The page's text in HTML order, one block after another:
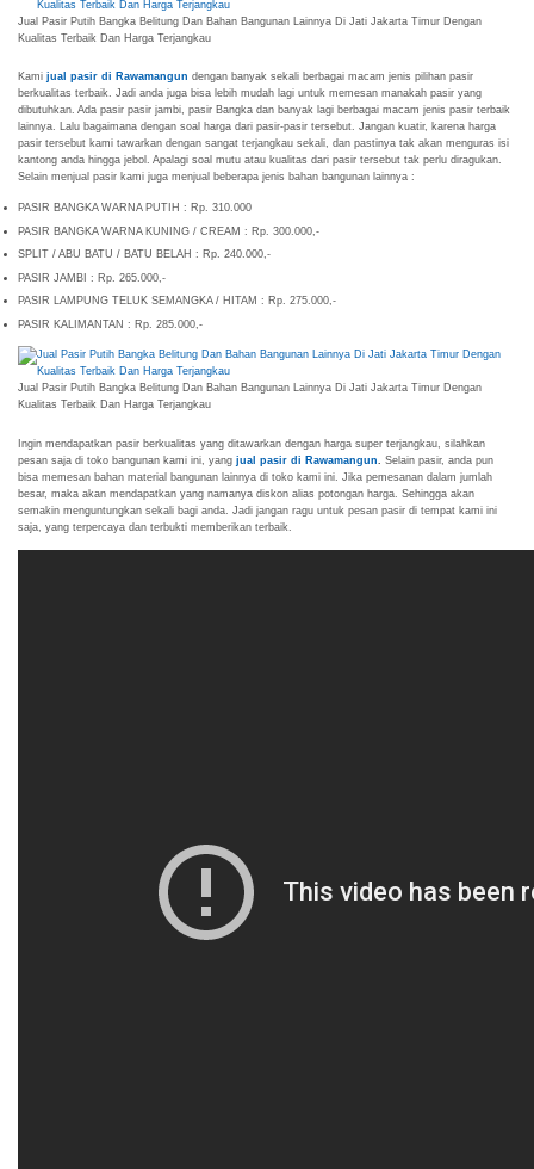
Jual Pasir Putih Bangka Belitung Dan Bahan Bangunan Lainnya Di Jati Jakarta Timur Dengan
Kualitas Terbaik Dan Harga Terjangkau
Kami jual pasir di Rawamangun dengan banyak sekali berbagai macam jenis pilihan pasir
berkualitas terbaik. Jadi anda juga bisa lebih mudah lagi untuk memesan manakah pasir yang
dibutuhkan. Ada pasir pasir jambi, pasir Bangka dan banyak lagi berbagai macam jenis pasir terbaik
lainnya. Lalu bagaimana dengan soal harga dari pasir-pasir tersebut. Jangan kuatir, karena harga
pasir tersebut kami tawarkan dengan sangat terjangkau sekali, dan pastinya tak akan menguras isi
kantong anda hingga jebol. Apalagi soal mutu atau kualitas dari pasir tersebut tak perlu diragukan.
Selain menjual pasir kami juga menjual beberapa jenis bahan bangunan lainnya :
PASIR BANGKA WARNA PUTIH : Rp. 310.000
PASIR BANGKA WARNA KUNING / CREAM : Rp. 300.000,-
SPLIT / ABU BATU / BATU BELAH : Rp. 240.000,-
PASIR JAMBI : Rp. 265.000,-
PASIR LAMPUNG TELUK SEMANGKA / HITAM : Rp. 275.000,-
PASIR KALIMANTAN : Rp. 285.000,-
Jual Pasir Putih Bangka Belitung Dan Bahan Bangunan Lainnya Di Jati Jakarta Timur Dengan
Kualitas Terbaik Dan Harga Terjangkau
Ingin mendapatkan pasir berkualitas yang ditawarkan dengan harga super terjangkau, silahkan
pesan saja di toko bangunan kami ini, yang jual pasir di Rawamangun
Selain pasir, anda pun
bisa memesan bahan material bangunan lainnya di toko kami ini. Jika pemesanan dalam jumlah
besar, maka akan mendapatkan yang namanya diskon alias potongan harga. Sehingga akan
semakin menguntungkan sekali bagi anda. Jadi jangan ragu untuk pesan pasir di tempat kami ini
saja, yang terpercaya dan terbukti memberikan terbaik.